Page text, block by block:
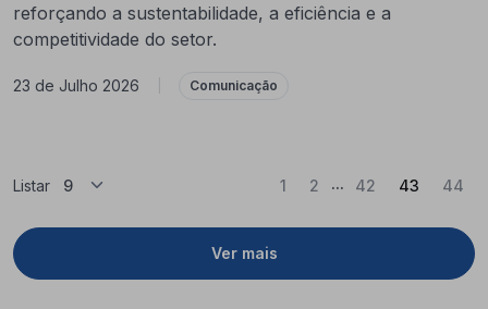
reforçando a sustentabilidade, a eficiência e a
competitividade do setor.
23 de Julho 2026 Comunicação
Listar
Ver mais
1 2 ... 42 43(Atual)
44